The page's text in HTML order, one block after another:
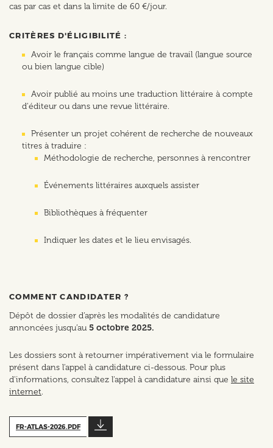
cas par cas et dans la limite de 60 €/jour.
CRITÈRES D'ÉLIGIBILITÉ :
Avoir le français comme langue de travail (langue source
ou bien langue cible)
Avoir publié au moins une traduction littéraire à compte
d'éditeur ou dans une revue littéraire.
Présenter un projet cohérent de recherche de nouveaux
titres à traduire :
Méthodologie de recherche, personnes à rencontrer
Événements littéraires auxquels assister
Bibliothèques à fréquenter
Indiquer les dates et le lieu envisagés.
COMMENT CANDIDATER ?
Dépôt de dossier d’après les modalités de candidature
annoncées jusqu’au 5 octobre 2025.
Les dossiers sont à retourner impérativement via le formulaire
présent dans l'appel à candidature ci-dessous. Pour plus
d'informations, consultez l'appel à candidature ainsi que le site
internet.
FR-ATLAS-2026.PDF